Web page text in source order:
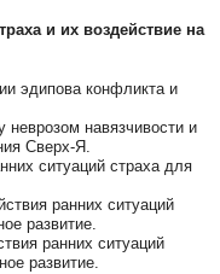
и их воздействие на
эдипова конфликта и
неврозом навязчивости и
Сверх-Я.
ситуаций страха для
ранних ситуаций
развитие.
ранних ситуаций
развитие.